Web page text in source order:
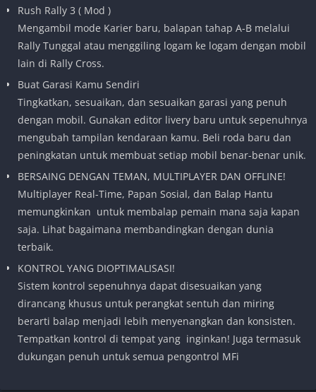
Rush Rally 3 ( Mod )
Mengambil mode Karier baru, balapan tahap A-B melalui
Rally Tunggal atau menggiling logam ke logam dengan mobil
lain di Rally Cross.
Buat Garasi Kamu Sendiri
Tingkatkan, sesuaikan, dan sesuaikan garasi yang penuh
dengan mobil. Gunakan editor livery baru untuk sepenuhnya
mengubah tampilan kendaraan kamu. Beli roda baru dan
peningkatan untuk membuat setiap mobil benar-benar unik.
BERSAING DENGAN TEMAN, MULTIPLAYER DAN OFFLINE!
Multiplayer Real-Time, Papan Sosial, dan Balap Hantu
memungkinkan untuk membalap pemain mana saja kapan
saja. Lihat bagaimana membandingkan dengan dunia
terbaik.
KONTROL YANG DIOPTIMALISASI!
Sistem kontrol sepenuhnya dapat disesuaikan yang
dirancang khusus untuk perangkat sentuh dan miring
berarti balap menjadi lebih menyenangkan dan konsisten.
Tempatkan kontrol di tempat yang inginkan! Juga termasuk
dukungan penuh untuk semua pengontrol MFi